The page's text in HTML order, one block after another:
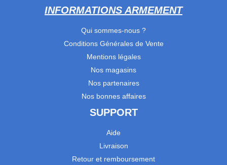
INFORMATIONS ARMEMENT
Qui sommes-nous ?
Conditions Générales de Vente
Mentions légales
Nos magasins
Nos partenaires
Nos bonnes affaires
SUPPORT
Aide
Livraison
Retour et remboursement